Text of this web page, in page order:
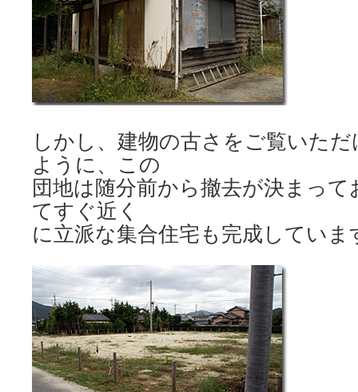
しかし、建物の古さをご覧いた
ように、この
団地は随分前から撤去が決まっ
てすぐ近く
に立派な集合住宅も完成していま